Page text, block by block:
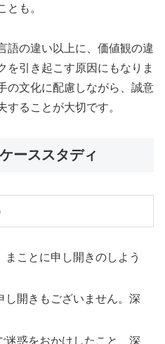
とも。
語の違い以上に、価値観の違
を引き起こす原因にもなりま
の文化に配慮しながら、誠意
することが大切です。
ーススタディ
まことに申し開きのしよう
し開きもございません。深
迷惑をおかけしたこと、深